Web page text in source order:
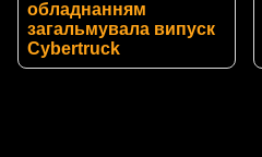
обладнанням
загальмувала випуск
Cybertruck